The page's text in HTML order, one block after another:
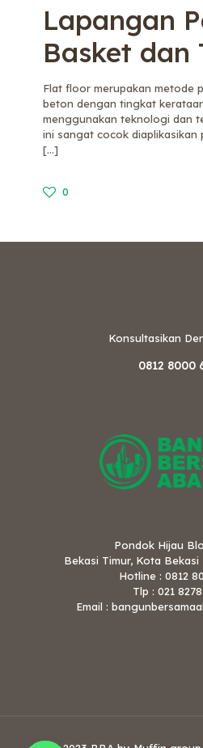
Lapangan
Basket dan
Flat floor merupakan metode
beton dengan tingkat
menggunakan teknologi dan
ini sangat cocok diaplikasikan
[…]
0
Konsultasikan
0812 8000
Pondok Hijau
Bekasi Timur, Kota Bekasi
Hotline : 0812
Tlp : 021
Email :